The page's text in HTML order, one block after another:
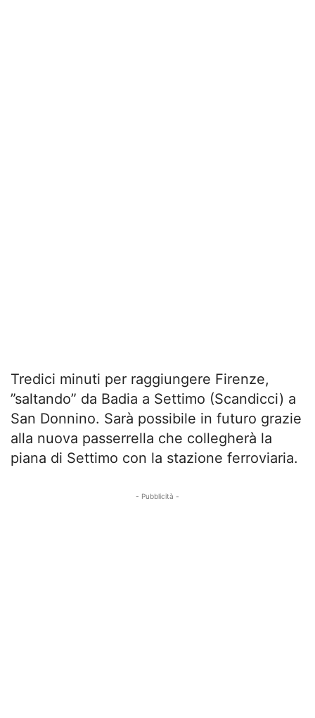
Tredici minuti per raggiungere Firenze,
”saltando” da Badia a Settimo (Scandicci) a
San Donnino. Sarà possibile in futuro grazie
alla nuova passerrella che collegherà la
piana di Settimo con la stazione ferroviaria.
- Pubblicità -